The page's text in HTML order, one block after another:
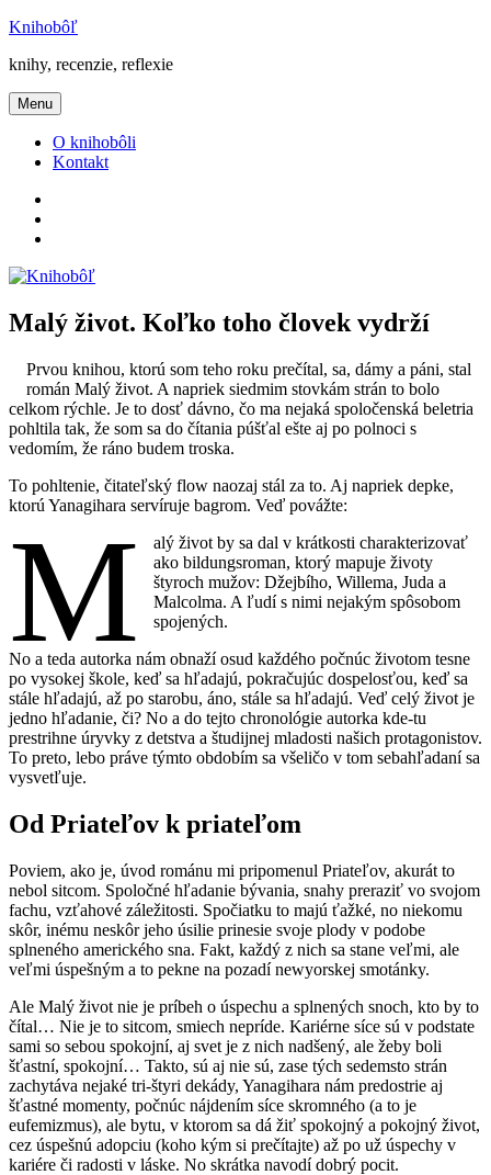
Prejsť
obsah
Knihobôľ
knihy, recenzie, reflexie
Menu
O knihobôli
Kontakt
Malý život. Koľko toho človek vydrží
Prvou knihou, ktorú som teho roku prečítal, sa, dámy a páni, stal
román Malý život. A napriek siedmim stovkám strán to bolo
celkom rýchle. Je to dosť dávno, čo ma nejaká spoločenská beletria
pohltila tak, že som sa do čítania púšťal ešte aj po polnoci s
vedomím, že ráno budem troska.
To pohltenie, čitateľský flow naozaj stál za to. Aj napriek depke,
ktorú Yanagihara servíruje bagrom. Veď povážte:
M
alý život by sa dal v krátkosti charakterizovať
ako bildungsroman, ktorý mapuje životy
štyroch mužov: Džejbího, Willema, Juda a
Malcolma. A ľudí s nimi nejakým spôsobom
spojených.
No a teda autorka nám obnaží osud každého počnúc životom tesne
po vysokej škole, keď sa hľadajú, pokračujúc dospelosťou, keď sa
stále hľadajú, až po starobu, áno, stále sa hľadajú. Veď celý život je
jedno hľadanie, či? No a do tejto chronológie autorka kde-tu
prestrihne úryvky z detstva a študijnej mladosti našich protagonistov.
To preto, lebo práve týmto obdobím sa všeličo v tom sebahľadaní sa
vysvetľuje.
Od Priateľov k priateľom
Poviem, ako je, úvod románu mi pripomenul Priateľov, akurát to
nebol sitcom. Spoločné hľadanie bývania, snahy preraziť vo svojom
fachu, vzťahové záležitosti. Spočiatku to majú ťažké, no niekomu
skôr, inému neskôr jeho úsilie prinesie svoje plody v podobe
splneného amerického sna. Fakt, každý z nich sa stane veľmi, ale
veľmi úspešným a to pekne na pozadí newyorskej smotánky.
Ale Malý život nie je príbeh o úspechu a splnených snoch, kto by to
čítal… Nie je to sitcom, smiech nepríde. Kariérne síce sú v podstate
sami so sebou spokojní, aj svet je z nich nadšený, ale žeby boli
šťastní, spokojní… Takto, sú aj nie sú, zase tých sedemsto strán
zachytáva nejaké tri-štyri dekády, Yanagihara nám predostrie aj
šťastné momenty, počnúc nájdením síce skromného (a to je
eufemizmus), ale bytu, v ktorom sa dá žiť spokojný a pokojný život,
cez úspešnú adopciu (koho kým si prečítajte) až po už úspechy v
kariére či radosti v láske. No skrátka navodí dobrý pocit.